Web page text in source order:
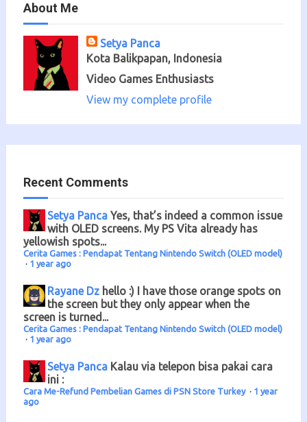
About Me
Setya Panca
Kota Balikpapan, Indonesia
Video Games Enthusiasts
View my complete profile
Recent Comments
Setya Panca Yes, that’s indeed a common issue
with OLED screens. My PS Vita already has
yellowish spots...
Cerita Games : Pendapat Tentang Nintendo Switch (OLED model)
· 1 year ago
Rayane Dz hello :) I have those orange spots on
the screen but they only appear when the
screen is turned...
Cerita Games : Pendapat Tentang Nintendo Switch (OLED model)
· 1 year ago
Setya Panca Kalau via telepon bisa pakai cara
ini :
Cara Me-Refund Pembelian Games di PSN Store Turkey · 1 year
ago